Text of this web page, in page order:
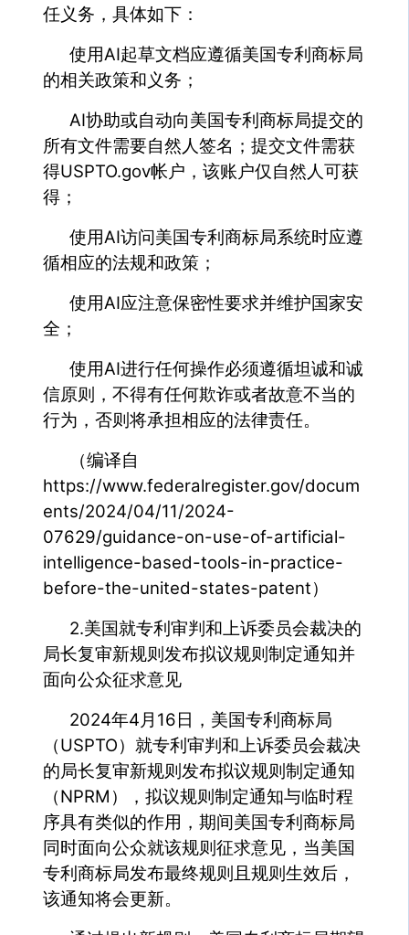
任义务，具体如下：
使用AI起草文档应遵循美国专利商标局
的相关政策和义务；
AI协助或自动向美国专利商标局提交的
所有文件需要自然人签名；提交文件需获
得USPTO.gov帐户，该账户仅自然人可获
得；
使用AI访问美国专利商标局系统时应遵
循相应的法规和政策；
使用AI应注意保密性要求并维护国家安
全；
使用AI进行任何操作必须遵循坦诚和诚
信原则，不得有任何欺诈或者故意不当的
行为，否则将承担相应的法律责任。
（编译自
https://www.federalregister.gov/docum
ents/2024/04/11/2024-
07629/guidance-on-use-of-artificial-
intelligence-based-tools-in-practice-
before-the-united-states-patent）
2.美国就专利审判和上诉委员会裁决的
局长复审新规则发布拟议规则制定通知并
面向公众征求意见
2024年4月16日，美国专利商标局
（USPTO）就专利审判和上诉委员会裁决
的局长复审新规则发布拟议规则制定通知
（NPRM），拟议规则制定通知与临时程
序具有类似的作用，期间美国专利商标局
同时面向公众就该规则征求意见，当美国
专利商标局发布最终规则且规则生效后，
该通知将会更新。